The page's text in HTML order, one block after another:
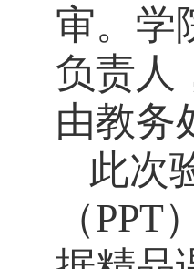
审。学
负责人
由教务
此次
（PPT